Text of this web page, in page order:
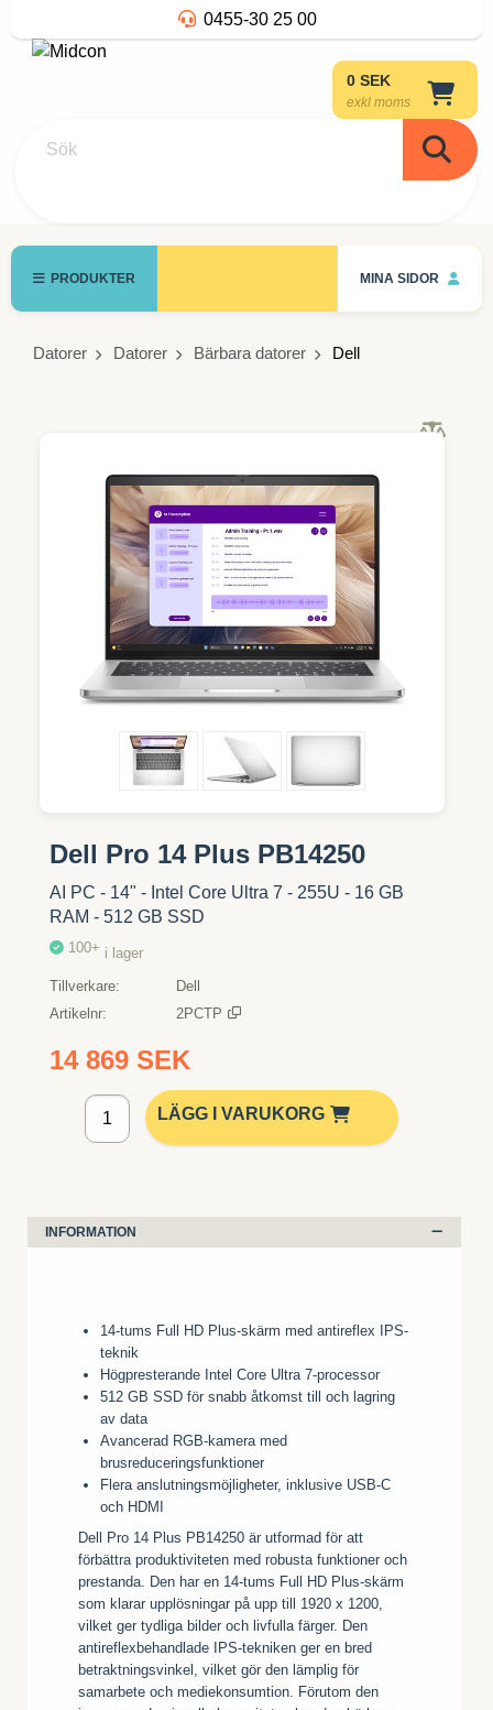
0455-30 25 00
0 SEK
exkl moms
Sök
PRODUKTER MINA SIDOR
Datorer Datorer Bärbara datorer Dell
Dell Pro 14 Plus PB14250
AI PC - 14" - Intel Core Ultra 7 - 255U - 16 GB
RAM - 512 GB SSD
100+ i lager
Tillverkare
Dell
Artikelnr
2PCTP
14 869 SEK
Lägg i kundvagnLÄGG I VARUKORG
INFORMATION
14-tums Full HD Plus-skärm med antireflex IPS-
teknik
Högpresterande Intel Core Ultra 7-processor
512 GB SSD för snabb åtkomst till och lagring
av data
Avancerad RGB-kamera med
brusreduceringsfunktioner
Flera anslutningsmöjligheter, inklusive USB-C
och HDMI
Dell Pro 14 Plus PB14250 är utformad för att
förbättra produktiviteten med robusta funktioner och
prestanda. Den har en 14-tums Full HD Plus-skärm
som klarar upplösningar på upp till 1920 x 1200,
vilket ger tydliga bilder och livfulla färger. Den
antireflexbehandlade IPS-tekniken ger en bred
betraktningsvinkel, vilket gör den lämplig för
samarbete och mediekonsumtion. Förutom den